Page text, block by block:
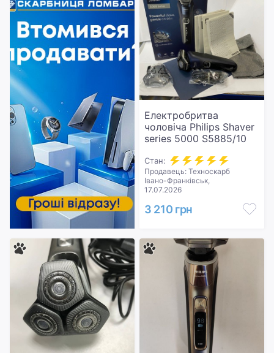
Електробритва
чоловіча Philips Shaver
series 5000 S5885/10
Стан:
Продавець: Техноскарб
Івано-Франківськ,
17.07.2026
3 210 грн